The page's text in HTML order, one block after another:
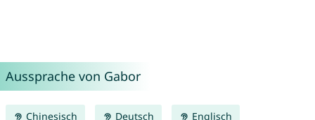
Aussprache von Gabor
Chinesisch Deutsch Englisch